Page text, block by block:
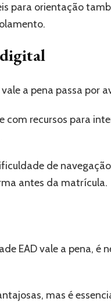
para orientação
a pena passa por
com recursos para
de
antes da matrícula.
EAD vale a pena, é
mas é